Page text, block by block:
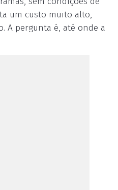
um custo muito alto,
A pergunta é, até onde a